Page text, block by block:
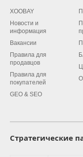
XOOBAY
Новости и
информация
Вакансии
Правила для
продавцов
Правила для
покупателей
GEO & SEO
Стратегические